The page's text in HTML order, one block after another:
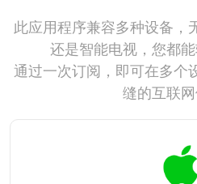
此应用程序兼容多种设备，
还是智能电视，您都能
通过一次订阅，即可在多个
缝的互联网